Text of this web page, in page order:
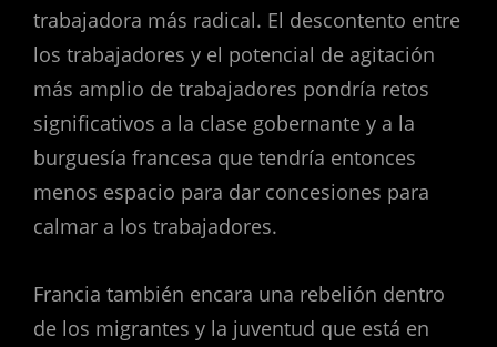
trabajadora más radical. El descontento entre
los trabajadores y el potencial de agitación
más amplio de trabajadores pondría retos
significativos a la clase gobernante y a la
burguesía francesa que tendría entonces
menos espacio para dar concesiones para
calmar a los trabajadores.
Francia también encara una rebelión dentro
de los migrantes y la juventud que está en